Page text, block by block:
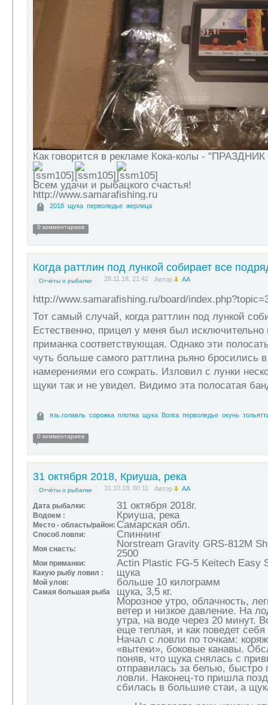
Как говорится в рекламе Кока-колы -
Всем удачи и рыбацкого счастья!
http://www.samarafishing.ru
2018 щука перволедье жерлица
0 комментариев
Когда раттлин под лункой собирает все
Отчёты о рыбалке 28.11.18, 21:42 Автор АА
http://www.samarafishing.ru/board/
Тот самый случай, когда раттлин под лункой
Естественно, прицел у меня был исключительно
приманка соответствующая. Однако эти
чуть больше самого раттлина рьяно бросились
намерениями его сожрать. Изловил с лунки
щуки так и не увидел. Видимо эта полосатая
язь.голавль сорожка плотва щука Волга перволедье окунь
0 комментариев
31 октября 2018, Криуша, река
Отчёты о рыбалке 31.10.18, 00:11 Автор АА
Дата рыбалки: 31 октября 2018г.
Водоем : Криуша, река
Место - область/район: Самарская обл.
Способ ловли: Спиннинг
Моя снасть:
Norstream Gravity GRS-812M
2500
Мои приманки: Actin Plastic FG-5 Keitech Easy
Какую рыбу ловил : щука
Мой улов: больше 10 килограмм
Самая большая рыба
щука, 3,5 кг.
Морозное утро, облачность,
ветер и низкое давление. На
утра, на воде через 20 минут.
еще теплая, и как поведет
Начал с ловли по точкам:
«вытеки», боковые канавы.
поняв, что щука снялась с
отправилась за белью, быстро
ловли. Наконец-то пришла
сбилась в большие стаи, а